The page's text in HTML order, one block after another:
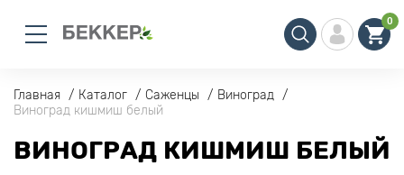
0
Главная Каталог Саженцы
Виноград
Виноград кишмиш белый
ВИНОГРАД КИШМИШ БЕЛЫЙ